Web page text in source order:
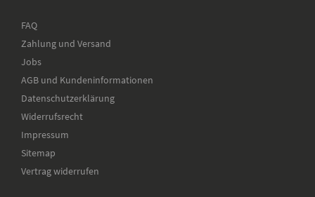
FAQ
Zahlung und Versand
Jobs
AGB und Kundeninformationen
Datenschutzerklärung
Widerrufsrecht
Impressum
Sitemap
Vertrag widerrufen